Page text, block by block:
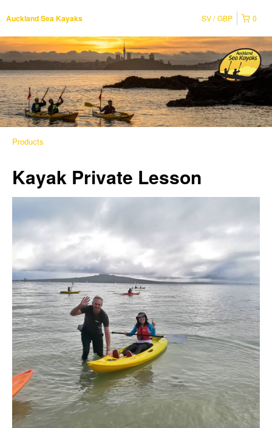
Auckland Sea Kayaks 0
SV GBP
Products
Kayak Private Lesson